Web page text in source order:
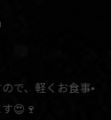
で、軽くお食事•
😍🍷